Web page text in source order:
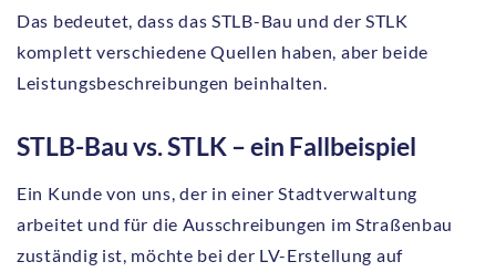
Das bedeutet, dass das STLB-Bau und der STLK
komplett verschiedene Quellen haben, aber beide
Leistungsbeschreibungen beinhalten.
STLB-Bau vs. STLK – ein Fallbeispiel
Ein Kunde von uns, der in einer Stadtverwaltung
arbeitet und für die Ausschreibungen im Straßenbau
zuständig ist, möchte bei der LV-Erstellung auf